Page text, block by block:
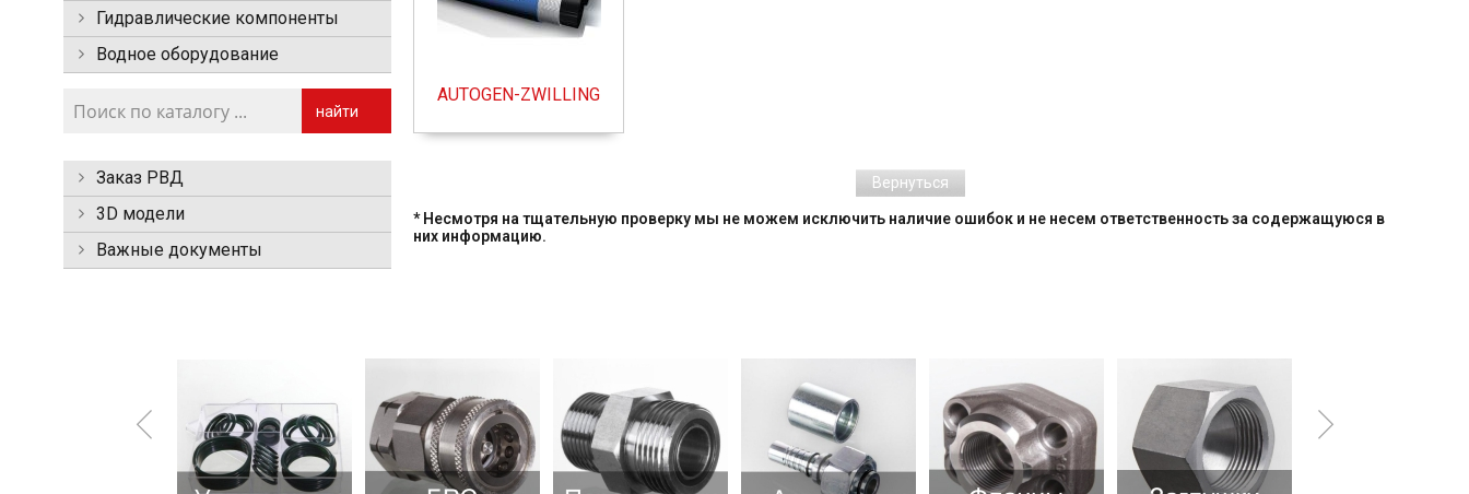
Гидравлические компоненты
Водное оборудование
найти
Заказ РВД
3D модели
Важные документы
AUTOGEN-ZWILLING
Вернуться
* Несмотря на тщательную проверку мы не можем исключить наличие ошибок и не несем ответственность за содержащуюся в
них информацию.